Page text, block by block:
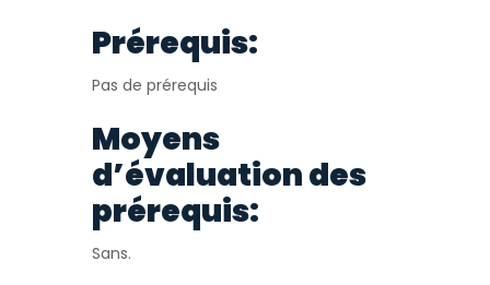
Prérequis:
Pas de prérequis
Moyens
d’évaluation des
prérequis:
Sans.